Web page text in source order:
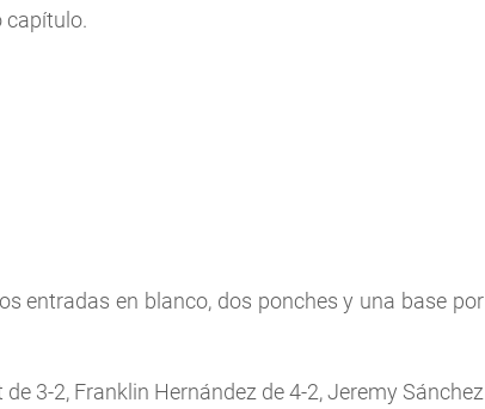
capítulo.
entradas en blanco, dos ponches y una base por
3-2, Franklin Hernández de 4-2, Jeremy Sánchez